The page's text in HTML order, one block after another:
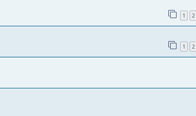
1 2
1 2